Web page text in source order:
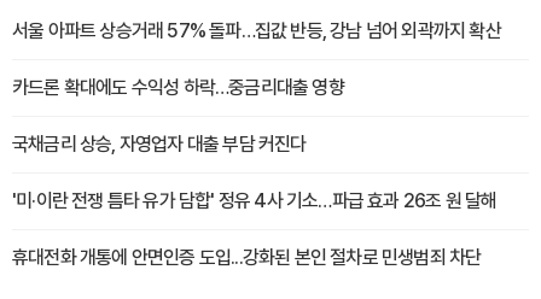
서울 아파트 상승거래 57% 돌파…집값 반등, 강남 넘어 외곽까지 확산
카드론 확대에도 수익성 하락…중금리대출 영향
국채금리 상승, 자영업자 대출 부담 커진다
'미·이란 전쟁 틈타 유가 담합' 정유 4사 기소…파급 효과 26조 원 달해
휴대전화 개통에 안면인증 도입...강화된 본인 절차로 민생범죄 차단